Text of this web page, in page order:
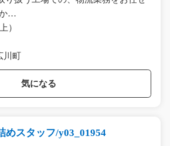
…
）
川町
気になる
めスタッフ/y03_01954